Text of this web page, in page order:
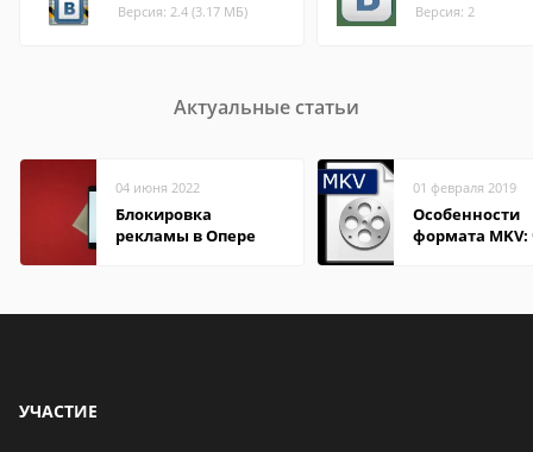
Версия: 2.4 (3.17 МБ) Версия: 2
Актуальные статьи
04 июня 2022
Блокировка
рекламы в Опере
01 февраля 2019
Особенности
формата
УЧАСТИЕ